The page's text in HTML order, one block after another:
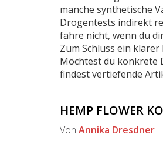
manche synthetische
Drogentests indirekt
fahre nicht, wenn du
Zum Schluss ein
Möchtest du konkrete
findest vertiefende
HEMP FLOWER
Von Annika Dresdner